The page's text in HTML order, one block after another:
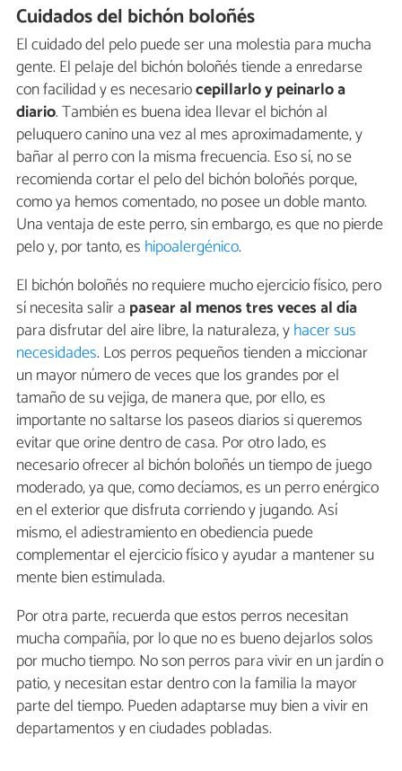
Cuidados del bichón boloñés
El cuidado del pelo puede ser una molestia para mucha
gente. El pelaje del bichón boloñés tiende a enredarse
con facilidad y es necesariocepillarlo y peinarlo a
diario. También es buena idea llevar el bichón al
peluquero canino una vez al mes aproximadamente, y
bañar al perro con la misma frecuencia. Eso sí, no se
recomienda cortar el pelo del bichón boloñés porque,
como ya hemos comentado, no posee un doble manto.
Una ventaja de este perro, sin embargo, es que no pierde
pelo y, por tanto, es hipoalergénico.
El bichón boloñés no requiere mucho ejercicio físico, pero
sí necesita salir a pasear al menos tres veces al día
para disfrutar del aire libre, la naturaleza, yhacer sus
necesidades. Los perros pequeños tienden a miccionar
un mayor número de veces que los grandes por el
tamaño de su vejiga, de manera que, por ello, es
importante no saltarse los paseos diarios si queremos
evitar que orine dentro de casa. Por otro lado, es
necesario ofrecer al bichón boloñés un tiempo de juego
moderado, ya que, como decíamos, es un perro enérgico
en el exterior que disfruta corriendo y jugando. Así
mismo, el adiestramiento en obediencia puede
complementar el ejercicio físico y ayudar a mantener su
mente bien estimulada.
Por otra parte, recuerda que estos perros necesitan
mucha compañía, por lo que no es bueno dejarlos solos
por mucho tiempo. No son perros para vivir en un jardín o
patio, y necesitan estar dentro con la familia la mayor
parte del tiempo. Pueden adaptarse muy bien a vivir en
departamentos y en ciudades pobladas.